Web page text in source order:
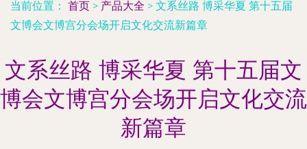
当前位置： 首页 > 产品大全 > 文系丝路 博采华夏 第十五届
文博会文博宫分会场开启文化交流新篇章
文系丝路 博采华夏 第十五届文
博会文博宫分会场开启文化交流
新篇章